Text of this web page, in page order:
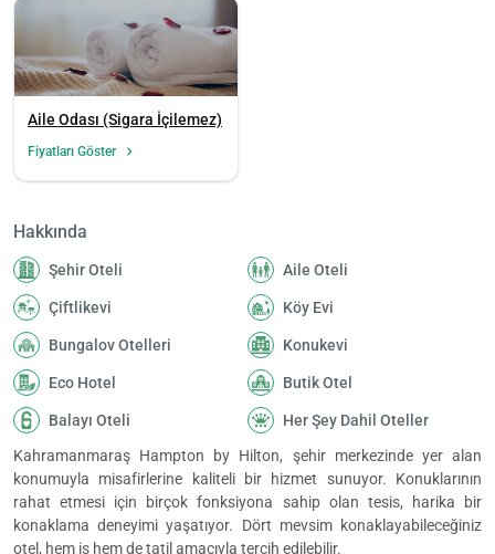
Aile Odası (Sigara İçilemez)
Fiyatları Göster
Hakkında
Şehir Oteli Aile Oteli
Çiftlikevi Köy Evi
Bungalov Otelleri Konukevi
Eco Hotel Butik Otel
Balayı Oteli
Her Şey Dahil Oteller
Kahramanmaraş Hampton by Hilton, şehir merkezinde yer alan
konumuyla misafirlerine kaliteli bir hizmet sunuyor. Konuklarının
rahat etmesi için birçok fonksiyona sahip olan tesis, harika bir
konaklama deneyimi yaşatıyor. Dört mevsim konaklayabileceğiniz
otel, hem iş hem de tatil amacıyla tercih edilebilir.